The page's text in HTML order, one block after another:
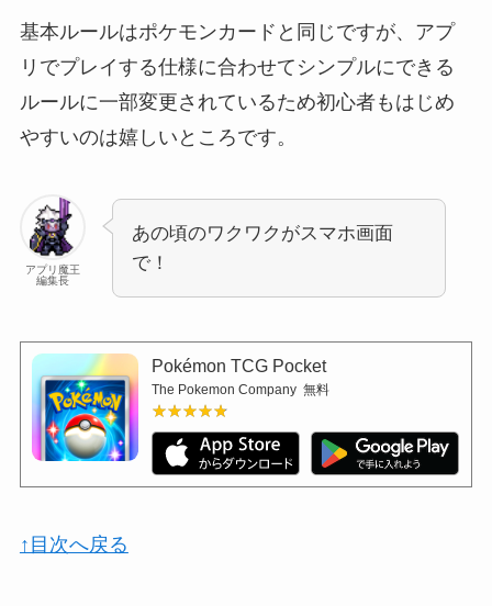
基本ルールはポケモンカードと同じですが、アプ
リでプレイする仕様に合わせてシンプルにできる
ルールに一部変更されているため初心者もはじめ
やすいのは嬉しいところです。
アプリ魔王
編集長
あの頃のワクワクがスマホ画面
で！
Pokémon TCG Pocket
The Pokemon Company 無料
★★★★★
★★★★★
↑目次へ戻る